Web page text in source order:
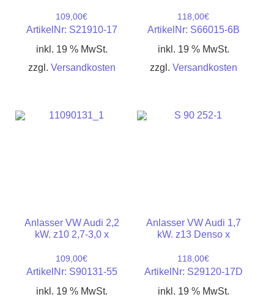
109,00€
ArtikelNr: S21910-17
inkl. 19 % MwSt.
zzgl. Versandkosten
118,00€
ArtikelNr: S66015-6B
inkl. 19 % MwSt.
zzgl. Versandkosten
Anlasser VW Audi 2,2
kW. z10 2,7-3,0 x
109,00€
ArtikelNr: S90131-55
inkl. 19 % MwSt.
Anlasser VW Audi 1,7
kW. z13 Denso x
118,00€
ArtikelNr: S29120-17D
inkl. 19 % MwSt.